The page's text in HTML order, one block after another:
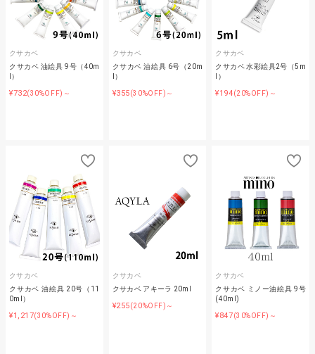
クサカベ
クサカベ 油絵具 9号（40m
l）
¥732(30%OFF)～
クサカベ
クサカベ 油絵具 6号（20m
l）
¥355(30%OFF)～
クサカベ
クサカベ 水彩絵具2号（5m
l）
¥194(20%OFF)～
クサカベ
クサカベ 油絵具 20号（11
0ml）
¥1,217(30%OFF)～
クサカベ
クサカベ アキーラ 20ml
¥255(20%OFF)～
クサカベ
クサカベ ミノー油絵具 9号
(40ml)
¥847(30%OFF)～